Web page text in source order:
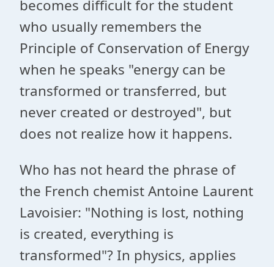
becomes difficult for the student
who usually remembers the
Principle of Conservation of Energy
when he speaks "energy can be
transformed or transferred, but
never created or destroyed", but
does not realize how it happens.
Who has not heard the phrase of
the French chemist Antoine Laurent
Lavoisier: "Nothing is lost, nothing
is created, everything is
transformed"? In physics, applies